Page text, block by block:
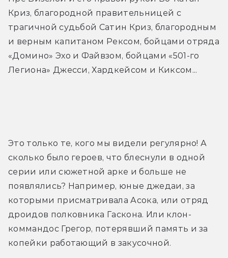
Криз, благородной правительницей с
трагичной судьбой Сатин Криз, благородным
и верным капитаном Рексом, бойцами отряда
«Домино» Эхо и Файвзом, бойцами «501-го
Легиона» Джесси, Хардкейсом и Киксом...
Это только те, кого мы видели регулярно! А
сколько было героев, что блеснули в одной
серии или сюжетной арке и больше не
появлялись? Например, юные джедаи, за
которыми присматривала Асока, или отряд
дроидов полковника Гаскона. Или клон-
коммандос Грегор, потерявший память и за
копейки работающий в закусочной.